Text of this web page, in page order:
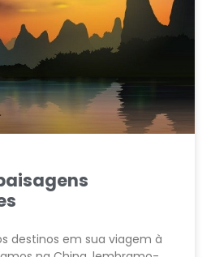
destinos em sua viagem à